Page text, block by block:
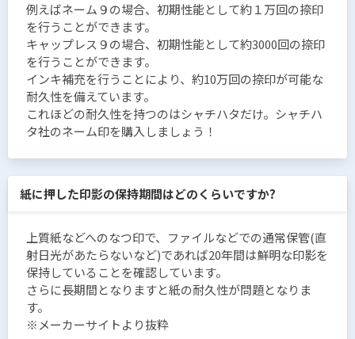
例えばネーム９の場合、初期性能として約１万回の捺印
を行うことができます。
キャップレス９の場合、初期性能として約3000回の捺印
を行うことができます。
インキ補充を行うことにより、約10万回の捺印が可能な
耐久性を備えています。
これほどの耐久性を持つのはシャチハタだけ。シャチハ
タ社のネーム印を購入しましょう！
紙に押した印影の保持期間はどのくらいですか?
上質紙などへのなつ印で、ファイルなどでの通常保管(直
射日光があたらないなど)であれば20年間は鮮明な印影を
保持していることを確認しています。
さらに長期間となりますと紙の耐久性が問題となりま
す。
※メーカーサイトより抜粋